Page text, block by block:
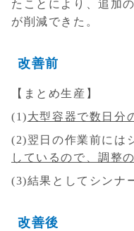
たことにより、追加
が削減できた。
改善前
【まとめ生産】
(1)大型容器で数日分
(2)翌日の作業前には
しているので、調整
(3)結果としてシンナ
改善後